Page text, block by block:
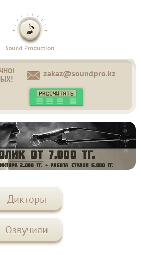
zakaz@soundpro.kz
Дикторы
Озвучили